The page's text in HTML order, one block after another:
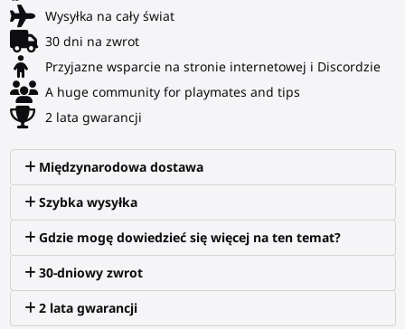
Wysyłka na cały świat
30 dni na zwrot
Przyjazne wsparcie na stronie internetowej i Discordzie
A huge community for playmates and tips
2 lata gwarancji
Międzynarodowa dostawa
Szybka wysyłka
Gdzie mogę dowiedzieć się więcej na ten temat?
30-dniowy zwrot
2 lata gwarancji